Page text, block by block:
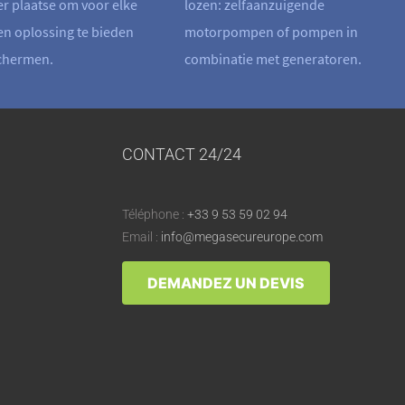
plaatse om voor elke
oplossing te bieden
lozen: zelfaanzuigende
motorpompen of pompen in
combinatie met generatoren.
CONTACT 24/24
Téléphone :+33 9 53 59 02 94
Email : info@megasecureurope.com
DEMANDEZ UN DEVIS